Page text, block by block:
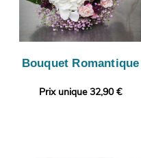
Bouquet Romantique
Prix unique 32,90 €